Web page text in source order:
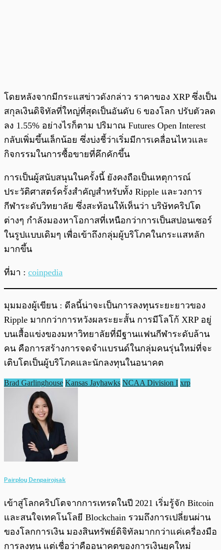
โดยหลังจากมีกระแสข่าวดังกล่าว ราคาของ XRP ซึ่งเป็น
สกุลเงินดิจิทัลที่ใหญ่ที่สุดเป็นอันดับ 6 ของโลก ปรับตัวลด
ลง 1.55% อย่างไรก็ตาม ปริมาณ Futures Open Interest
กลับเพิ่มขึ้นเล็กน้อย ซึ่งบ่งชี้ว่าเริ่มมีการเคลื่อนไหวและ
กิจกรรมในการซื้อขายที่คึกคักขึ้น
การเป็นผู้สนับสนุนในครั้งนี้ ยังคงถือเป็นเหตุการณ์
ประวัติศาสตร์ครั้งสำคัญสำหรับทั้ง Ripple และวงการ
กีฬาระดับวิทยาลัย ซึ่งสะท้อนให้เห็นว่า บริษัทคริปโต
ต่างๆ กำลังมองหาโอกาสที่เหนือกว่าการเป็นสปอนเซอร์
ในรูปแบบเดิมๆ เพื่อเข้าถึงกลุ่มผู้บริโภคในกระแสหลัก
มากขึ้น
ที่มา : coinpedia
มุมมองผู้เขียน : ดีลนี้น่าจะเป็นการลงทุนระยะยาวของ
Ripple มากกว่าการหวังผลระยะสั้น การมีโลโก้ XRP อยู่
บนเสื้อแข่งของมหาวิทยาลัยที่มีฐานแฟนกีฬาระดับล้าน
คน คือการสร้างการจดจำแบรนด์ในกลุ่มคนรุ่นใหม่ที่จะ
เติบโตเป็นผู้บริโภคและนักลงทุนในอนาคต
Brad Garlinghouse Kansas Jayhawks NCAA Division I xrp
Pairploy Denpairojsak
เข้าสู่โลกคริปโตจากการเทรดในปี 2021 เริ่มรู้จัก Bitcoin
และสนใจเทคโนโลยี Blockchain รวมถึงการเปลี่ยนผ่าน
ของโลกการเงิน มองสินทรัพย์ดิจิทัลมากกว่าแค่เครื่องมือ
การลงทุน แต่เชื่อว่าคืออนาคตของการเงินยุคใหม่